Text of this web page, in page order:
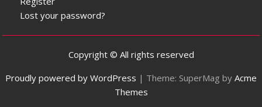
Lost your password?
Copyright © All rights reserved
Proudly powered by WordPress | Theme: SuperMag by Acme
Themes